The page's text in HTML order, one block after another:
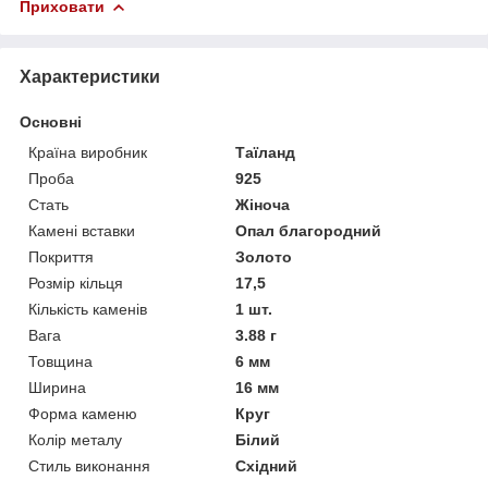
Приховати
Характеристики
Основні
Країна виробник
Таїланд
Проба
925
Стать
Жіноча
Камені вставки
Опал благородний
Покриття
Золото
Розмір кільця
17,5
Кількість каменів
1 шт.
Вага
3.88 г
Товщина
6 мм
Ширина
16 мм
Форма каменю
Круг
Колір металу
Білий
Стиль виконання
Східний